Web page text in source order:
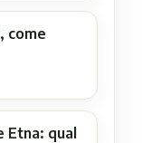
come
Etna: qual